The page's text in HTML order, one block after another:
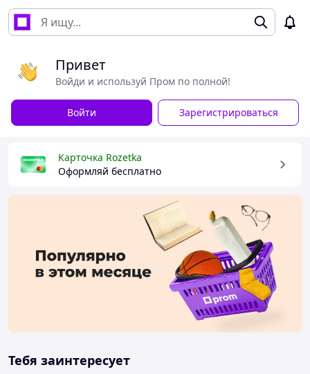
Привет
Войди и используй Пром по полной!
Войти Зарегистрироваться
Карточка Rozetka
Оформляй бесплатно
Тебя заинтересует